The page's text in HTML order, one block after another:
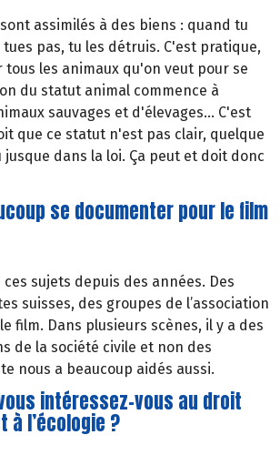
assimilés à des biens : quand tu
pas, tu les détruis. C'est pratique,
les animaux qu'on veut pour se
du statut animal commence à
sauvages et d'élevages... C'est
que ce statut n'est pas clair, quelque
jusque dans la loi. Ça peut et doit donc
se documenter pour le film
ces sujets depuis des années. Des
suisses, des groupes de l’association
film. Dans plusieurs scènes, il y a des
de la société civile et non des
nous a beaucoup aidés aussi.
intéressez-vous au droit
à l’écologie ?